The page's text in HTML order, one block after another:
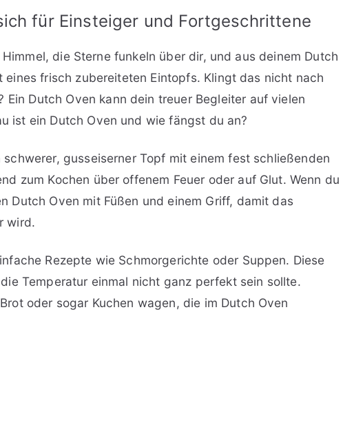
für Einsteiger und Fortgeschrittene
die Sterne funkeln über dir, und aus deinem Dutch
frisch zubereiteten Eintopfs. Klingt das nicht nach
Dutch Oven kann dein treuer Begleiter auf vielen
ist ein Dutch Oven und wie fängst du an?
gusseiserner Topf mit einem fest schließenden
zum Kochen über offenem Feuer oder auf Glut. Wenn du
Dutch Oven mit Füßen und einem Griff, damit das
wird.
Rezepte wie Schmorgerichte oder Suppen. Diese
Temperatur einmal nicht ganz perfekt sein sollte.
oder sogar Kuchen wagen, die im Dutch Oven